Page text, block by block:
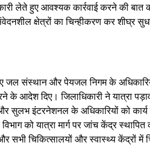
लेते हुए आवश्यक कार्रवाई करने की बात
क्षेत्रों का चिन्हीकरण कर शीघ्र
जल संस्थान और पेयजल निगम के
आदेश दिए। जिलाधिकारी ने यात्रा
सुलभ इंटरनेशनल के अधिकारियों को
को यात्रा मार्ग पर जांच केंद्र
सभी चिकित्सालयों और स्वास्थ्य केंद्रों